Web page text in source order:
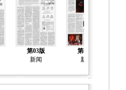
第03版
新闻
第04版
新闻